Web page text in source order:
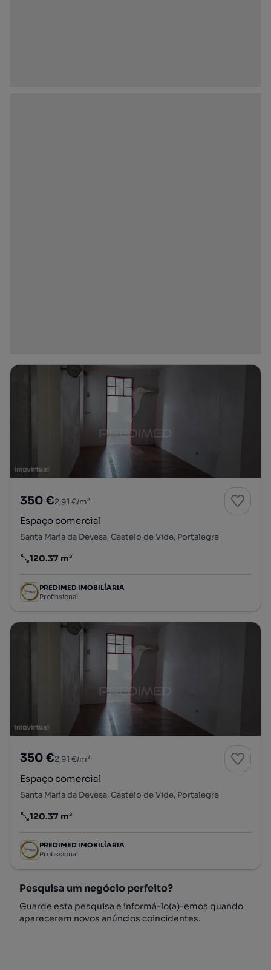
350 €2,91 €/m²
Espaço comercial
Santa Maria da Devesa, Castelo de Vide, Portalegre
Preço por metro quadrado
120.37 m²
PREDIMED IMOBILÍARIA
Profissional
350 €2,91 €/m²
Espaço comercial
Santa Maria da Devesa, Castelo de Vide, Portalegre
Preço por metro quadrado
120.37 m²
PREDIMED IMOBILÍARIA
Profissional
Pesquisa um negócio perfeito?
Guarde esta pesquisa e informá-lo(a)-emos quando
aparecerem novos anúncios coincidentes.